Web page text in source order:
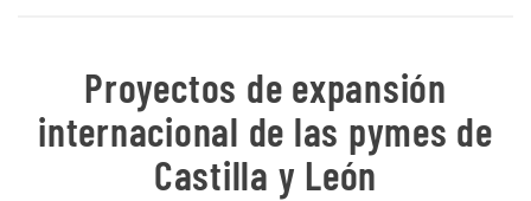
Proyectos de expansión
internacional de las pymes de
Castilla y León